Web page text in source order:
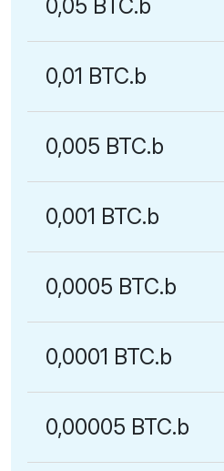
0,05 BTC.b
0,01 BTC.b
0,005 BTC.b
0,001 BTC.b
0,0005 BTC.b
0,0001 BTC.b
0,00005 BTC.b